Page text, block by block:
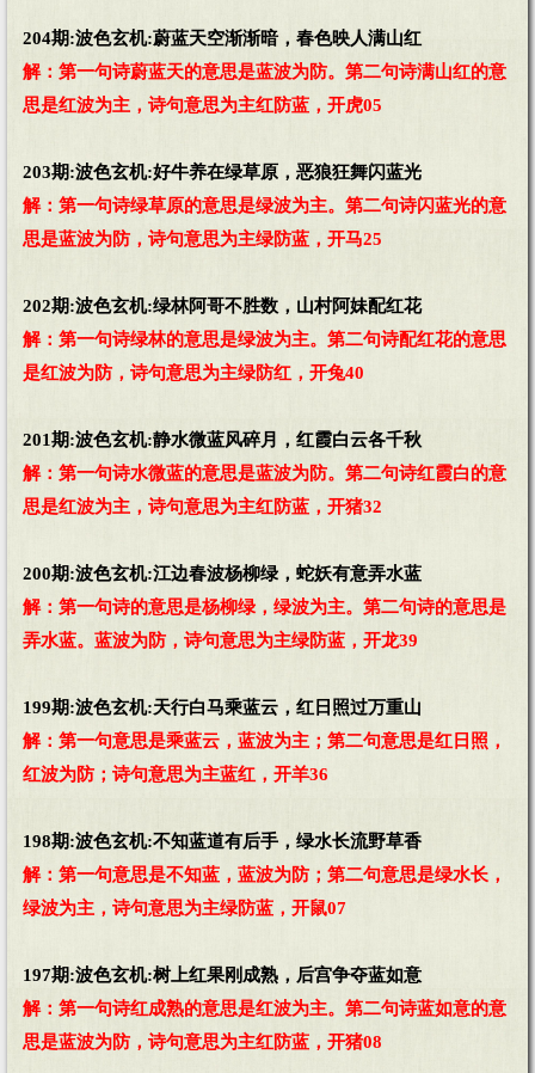
204期:波色玄机:蔚蓝天空渐渐暗，春色映人满山红
解：第一句诗蔚蓝天的意思是蓝波为防。第二句诗满山红的意
思是红波为主，诗句意思为主红防蓝，开虎05
203期:波色玄机:好牛养在绿草原，恶狼狂舞闪蓝光
解：第一句诗绿草原的意思是绿波为主。第二句诗闪蓝光的意
思是蓝波为防，诗句意思为主绿防蓝，开马25
202期:波色玄机:绿林阿哥不胜数，山村阿妹配红花
解：第一句诗绿林的意思是绿波为主。第二句诗配红花的意思
是红波为防，诗句意思为主绿防红，开兔40
201期:波色玄机:静水微蓝风碎月，红霞白云各千秋
解：第一句诗水微蓝的意思是蓝波为防。第二句诗红霞白的意
思是红波为主，诗句意思为主红防蓝，开猪32
200期:波色玄机:江边春波杨柳绿，蛇妖有意弄水蓝
解：第一句诗的意思是杨柳绿，绿波为主。第二句诗的意思是
弄水蓝。蓝波为防，诗句意思为主绿防蓝，开龙39
199期:波色玄机:天行白马乘蓝云，红日照过万重山
解：第一句意思是乘蓝云，蓝波为主；第二句意思是红日照，
红波为防；诗句意思为主蓝红，开羊36
198期:波色玄机:不知蓝道有后手，绿水长流野草香
解：第一句意思是不知蓝，蓝波为防；第二句意思是绿水长，
绿波为主，诗句意思为主绿防蓝，开鼠07
197期:波色玄机:树上红果刚成熟，后宫争夺蓝如意
解：第一句诗红成熟的意思是红波为主。第二句诗蓝如意的意
思是蓝波为防，诗句意思为主红防蓝，开猪08